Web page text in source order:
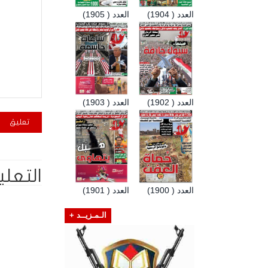
العدد ( 1905) العدد ( 1904)
العدد ( 1903) العدد ( 1902)
العدد ( 1901) العدد ( 1900)
الـمـزيــد +